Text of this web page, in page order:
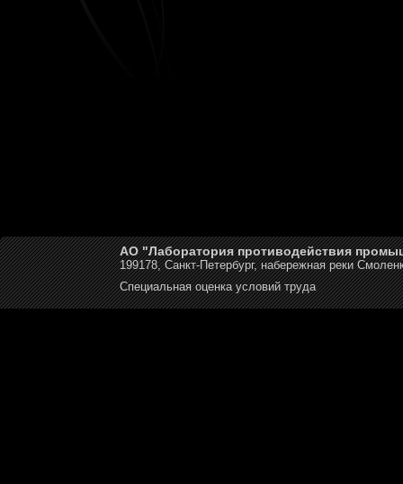
АО "Лаборатория противодействия
199178, Санкт-Петербург, набережная реки
Специальная оценка условий труда